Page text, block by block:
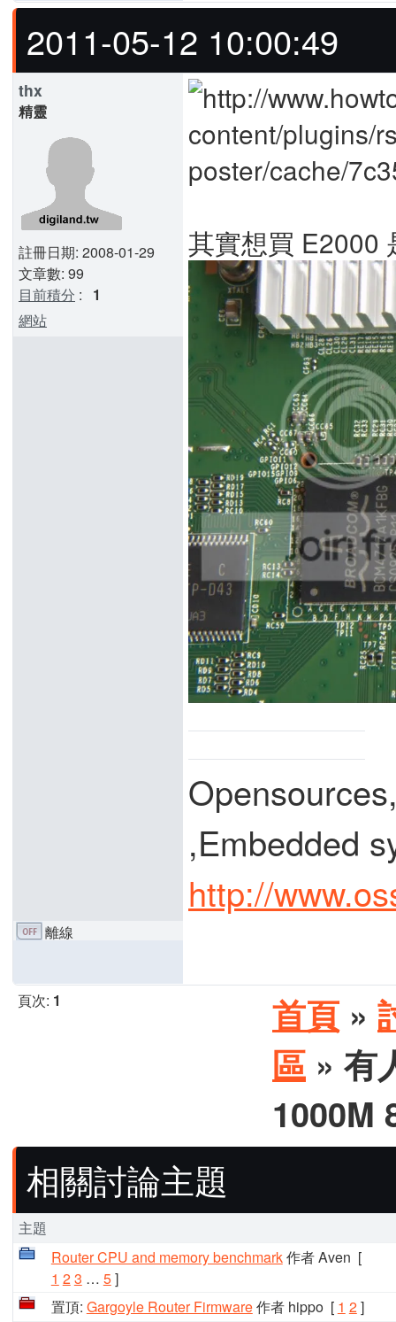
2011-05-12 10:00:49
thx
精靈
註冊日期: 2008-01-29
文章數: 99
目前積分 : 1
網站
其實想買 E2000
,Embedded
http://
離線
頁次: 1 首頁 »
區 » 有
1000M
相關討論主題
主題
Router CPU and memory benchmark作者 Aven [
1 23 … 5]
置頂: Gargoyle Router Firmware作者 hippo[ 1 2]